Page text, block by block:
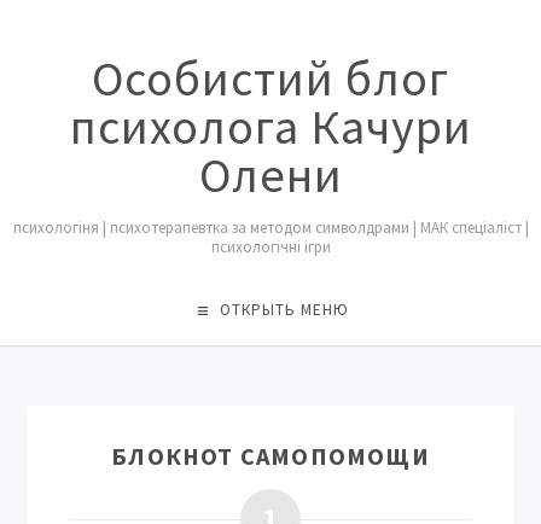
Особистий блог
психолога Качури
Олени
психологіня | психотерапевтка за методом символдрами | МАК спеціаліст |
психологічні ігри
ОТКРЫТЬ МЕНЮ
БЛОКНОТ САМОПОМОЩИ